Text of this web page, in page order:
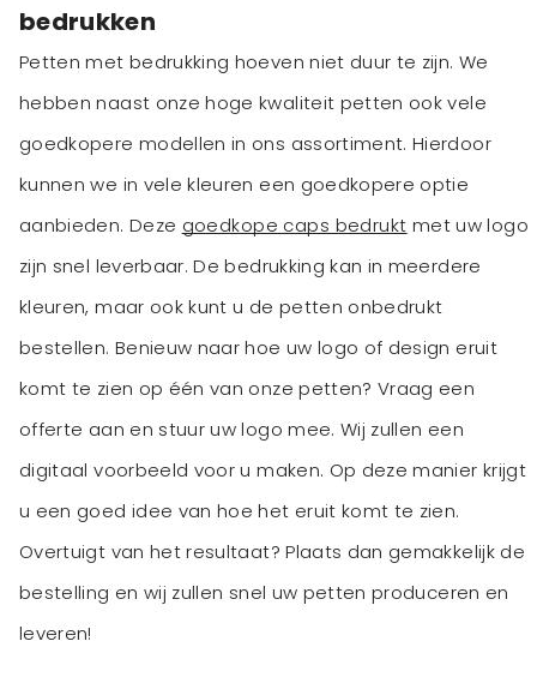
bedrukken
Petten met bedrukking hoeven niet duur te zijn. We
hebben naast onze hoge kwaliteit petten ook vele
goedkopere modellen in ons assortiment. Hierdoor
kunnen we in vele kleuren een goedkopere optie
aanbieden. Deze goedkope caps bedrukt met uw logo
zijn snel leverbaar. De bedrukking kan in meerdere
kleuren, maar ook kunt u de petten onbedrukt
bestellen. Benieuw naar hoe uw logo of design eruit
komt te zien op één van onze petten? Vraag een
offerte aan en stuur uw logo mee. Wij zullen een
digitaal voorbeeld voor u maken. Op deze manier krijgt
u een goed idee van hoe het eruit komt te zien.
Overtuigt van het resultaat? Plaats dan gemakkelijk de
bestelling en wij zullen snel uw petten produceren en
leveren!